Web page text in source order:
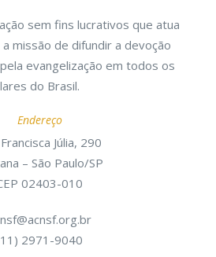
sem fins lucrativos que atua
missão de difundir a devoção
evangelização em todos os
lares do Brasil.
Endereço
Júlia, 290
– São Paulo/SP
02403-010
2971-9040